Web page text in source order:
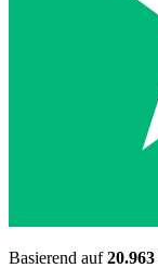
Basierend auf20.963